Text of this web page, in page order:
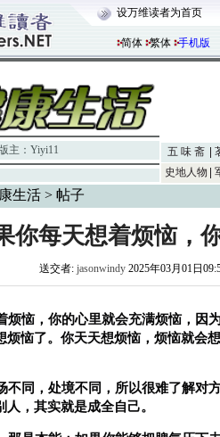
设万维读者为首页
简体 繁体 手机版
版主： Yiyi11 五 味 斋
史地人物
生活> 帖子
你每天想着烦恼，
送交者: jasonwindy2025年03月01日
烦恼，你的心里就会充满烦恼，因
烦恼了。你天天想烦恼，烦恼就会
不同，处境不同，所以很难了解对
，其实就是成全自己。